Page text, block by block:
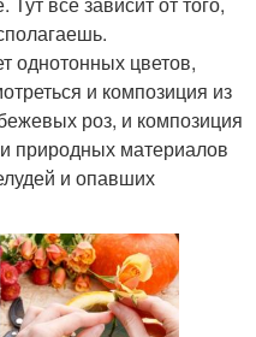
однотонных цветов,
и композиция из
роз, и композиция
природных материалов
и опавших